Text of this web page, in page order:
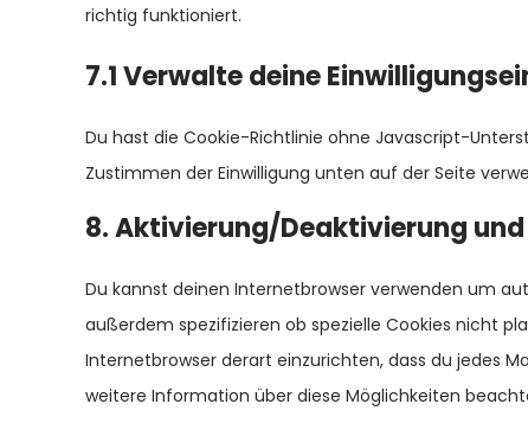
richtig funktioniert.
7.1 Verwalte deine
Du hast die Cookie-Richtlinie ohne Javascript-
Zustimmen der Einwilligung unten auf der Seite
8. Aktivierung/Deaktivierung und
Du kannst deinen Internetbrowser verwenden um
außerdem spezifizieren ob spezielle Cookies nicht
Internetbrowser derart einzurichten, dass du jedes
weitere Information über diese Möglichkeiten